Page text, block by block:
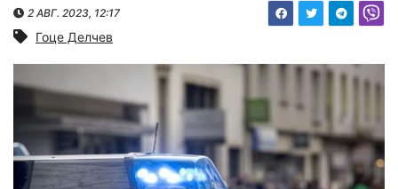
2 АВГ. 2023, 12:17
Гоце Делчев